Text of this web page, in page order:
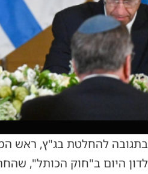
בתגובה להחלטת בג"ץ, ראש
לדון היום ב"חוק הכותל",